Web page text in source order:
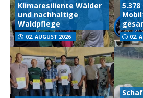
Klimaresiliente Wälder
und nachhaltige
Waldpflege
02. AUGUST 2026 02.